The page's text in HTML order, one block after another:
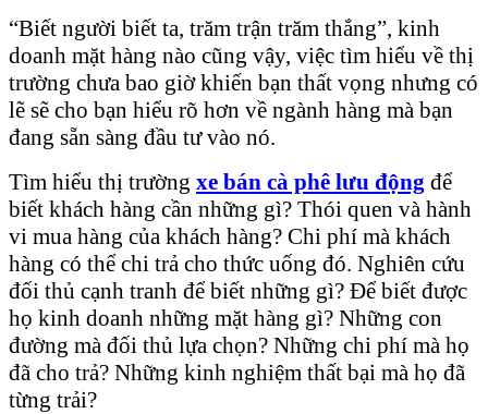
“Biết người biết ta, trăm trận trăm thắng”, kinh
doanh mặt hàng nào cũng vậy, việc tìm hiểu về thị
trường chưa bao giờ khiến bạn thất vọng nhưng có
lẽ sẽ cho bạn hiểu rõ hơn về ngành hàng mà bạn
đang sẵn sàng đầu tư vào nó.
Tìm hiểu thị trường xe bán cà phê lưu động để
biết khách hàng cần những gì? Thói quen và hành
vi mua hàng của khách hàng? Chi phí mà khách
hàng có thể chi trả cho thức uống đó. Nghiên cứu
đối thủ cạnh tranh để biết những gì? Để biết được
họ kinh doanh những mặt hàng gì? Những con
đường mà đối thủ lựa chọn? Những chi phí mà họ
đã cho trả? Những kinh nghiệm thất bại mà họ đã
từng trải?